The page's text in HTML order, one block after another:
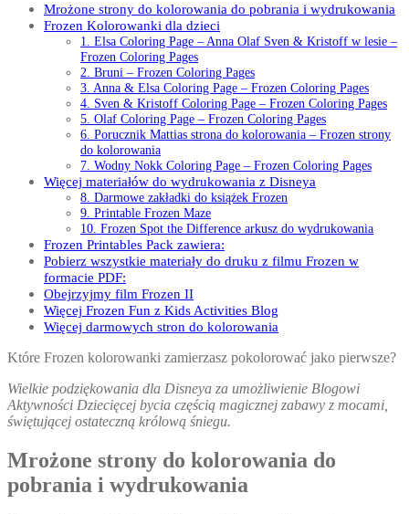
Mrożone strony do kolorowania do pobrania i wydrukowania
Frozen Kolorowanki dla dzieci
1. Elsa Coloring Page – Anna Olaf Sven & Kristoff w lesie –
Frozen Coloring Pages
2. Bruni – Frozen Coloring Pages
3. Anna & Elsa Coloring Page – Frozen Coloring Pages
4. Sven & Kristoff Coloring Page – Frozen Coloring Pages
5. Olaf Coloring Page – Frozen Coloring Pages
6. Porucznik Mattias strona do kolorowania – Frozen strony
do kolorowania
7. Wodny Nokk Coloring Page – Frozen Coloring Pages
Więcej materiałów do wydrukowania z Disneya
8. Darmowe zakładki do książek Frozen
9. Printable Frozen Maze
10. Frozen Spot the Difference arkusz do wydrukowania
Frozen Printables Pack zawiera:
Pobierz wszystkie materiały do druku z filmu Frozen w
formacie PDF:
Obejrzyjmy film Frozen II
Więcej Frozen Fun z Kids Activities Blog
Więcej darmowych stron do kolorowania
Które Frozen kolorowanki zamierzasz pokolorować jako pierwsze?
Wielkie podziękowania dla Disneya za umożliwienie Blogowi
Aktywności Dziecięcej bycia częścią magicznej zabawy z mocami,
świętującej ostateczną królową śniegu.
Mrożone strony do kolorowania do
pobrania i wydrukowania